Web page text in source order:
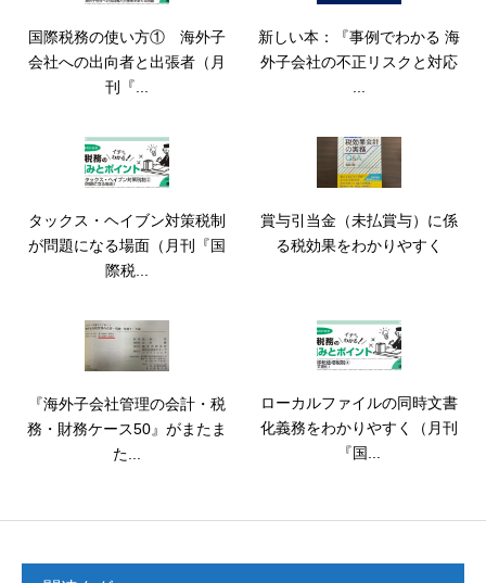
国際税務の使い方① 海外子
会社への出向者と出張者（月
刊『...
新しい本：『事例でわかる 海
外子会社の不正リスクと対応
タックス・ヘイブン対策税制
が問題になる場面（月刊『国
際税...
賞与引当金（未払賞与）に係
る税効果をわかりやすく
『海外子会社管理の会計・税
務・財務ケース50』がまたま
た...
ローカルファイルの同時文書
化義務をわかりやすく（月刊
『国...